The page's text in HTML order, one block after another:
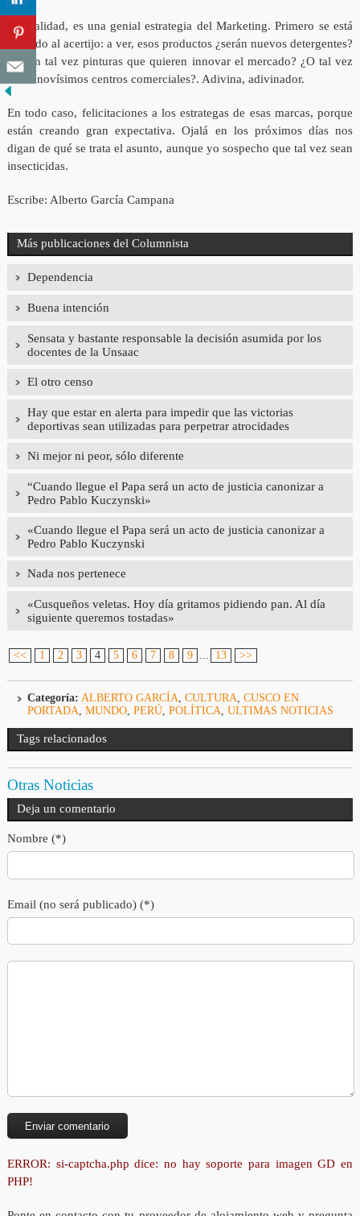
En realidad, es una genial estrategia del Marketing. Primero se está
jugando al acertijo: a ver, esos productos ¿serán nuevos detergentes?
¿Serán tal vez pinturas que quieren innovar el mercado? ¿O tal vez
serán novísimos centros comerciales?. Adivina, adivinador.
En todo caso, felicitaciones a los estrategas de esas marcas, porque
están creando gran expectativa. Ojalá en los próximos días nos
digan de qué se trata el asunto, aunque yo sospecho que tal vez sean
insecticidas.
Escribe: Alberto García Campana
Más publicaciones del Columnista
Dependencia
Buena intención
Sensata y bastante responsable la decisión asumida por los
docentes de la Unsaac
El otro censo
Hay que estar en alerta para impedir que las victorias
deportivas sean utilizadas para perpetrar atrocidades
Ni mejor ni peor, sólo diferente
“Cuando llegue el Papa será un acto de justicia canonizar a
Pedro Pablo Kuczynski»
«Cuando llegue el Papa será un acto de justicia canonizar a
Pedro Pablo Kuczynski
Nada nos pertenece
«Cusqueños veletas. Hoy día gritamos pidiendo pan. Al día
siguiente queremos tostadas»
<< 1 2 3 4 5 6 7 8 9 ... 13 >>
Categoría: ALBERTO GARCÍA, CULTURA, CUSCO EN
PORTADA, MUNDO, PERÚ, POLÍTICA, ULTIMAS NOTICIAS
Tags relacionados
Otras Noticias
Deja un comentario
Nombre (*)
Email (no será publicado) (*)
ERROR: si-captcha.php dice: no hay soporte para imagen GD en
PHP!